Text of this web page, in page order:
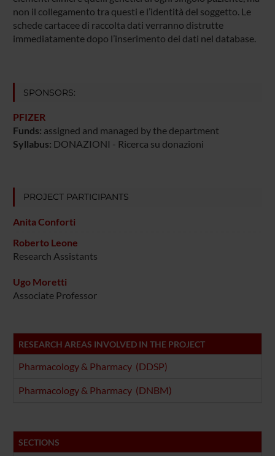
non il collegamento tra questi e l’identità del soggetto. Le
schede cartacee di raccolta dati verranno distrutte
immediatamente dopo l’inserimento dei dati nel database.
SPONSORS:
PFIZER
Funds: assigned and managed by the department
Syllabus: DONAZIONI - Ricerca su donazioni
PROJECT PARTICIPANTS
Anita Conforti
Roberto Leone
Research Assistants
Ugo Moretti
Associate Professor
RESEARCH AREAS INVOLVED IN THE PROJECT
Pharmacology & Pharmacy (DDSP)
Pharmacology & Pharmacy (DNBM)
SECTIONS